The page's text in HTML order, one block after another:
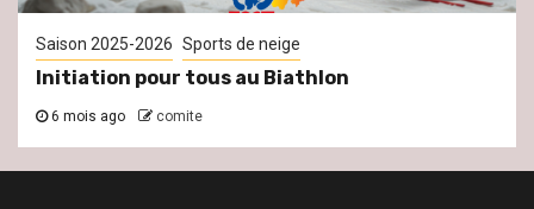
Saison 2025-2026 Sports de neige
Initiation pour tous au Biathlon
6 mois ago comite